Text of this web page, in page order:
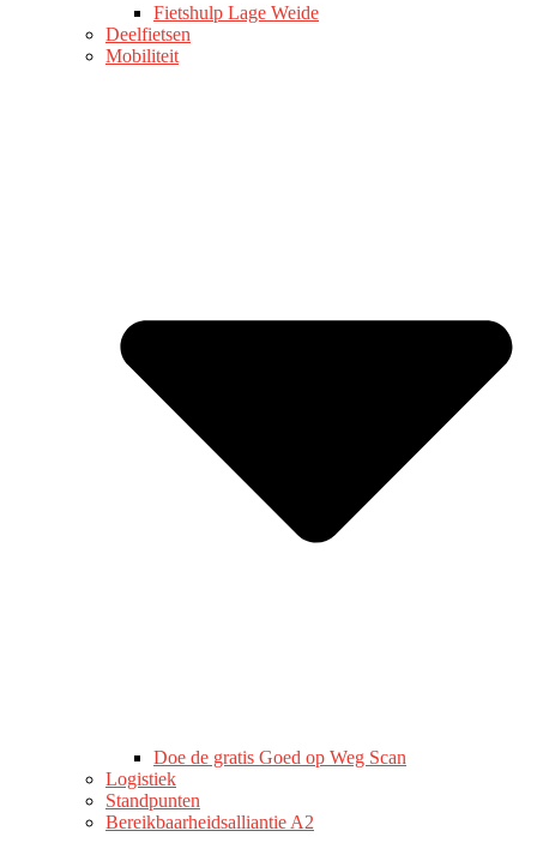
Fietshulp Lage Weide
Deelfietsen
Mobiliteit
Doe de gratis Goed op Weg Scan
Logistiek
Standpunten
Bereikbaarheidsalliantie A2